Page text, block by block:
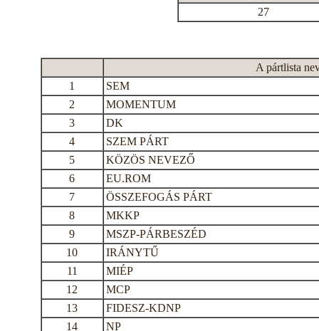
27
A pártlista
1
SEM
2
MOMENTUM
3
DK
4
SZEM PÁRT
5
KÖZÖS NEVEZŐ
6
EU.ROM
7
ÖSSZEFOGÁS PÁRT
8
MKKP
9
MSZP-PÁRBESZÉD
10
IRÁNYTŰ
11
MIÉP
12
MCP
13
FIDESZ-KDNP
14
NP